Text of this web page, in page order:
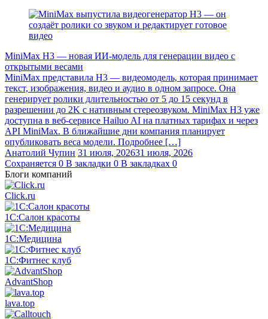
MiniMax H3 — новая ИИ-модель для генерации видео с
открытыми весами
MiniMax представила H3 — видеомодель, которая принимает
текст, изображения, видео и аудио в одном запросе. Она
генерирует ролики длительностью от 5 до 15 секунд в
разрешении до 2K с нативным стереозвуком. MiniMax H3 уже
доступна в веб-сервисе Hailuo AI на платных тарифах и через
API MiniMax. В ближайшие дни компания планирует
опубликовать веса модели. Подробнее […]
Анатолий Чупин 31 июля, 202631 июля, 2026
Сохраняется 0 В закладки 0 В закладках 0
Блоги компаний
Click.ru
1С:Салон красоты
1С:Медицина
1С:Фитнес клуб
AdvantShop
lava.top